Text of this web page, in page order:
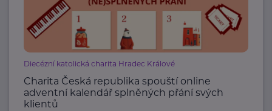
Diecézní katolická charita Hradec Králové
Charita Česká republika spouští online
adventní kalendář splněných přání svých
klientů